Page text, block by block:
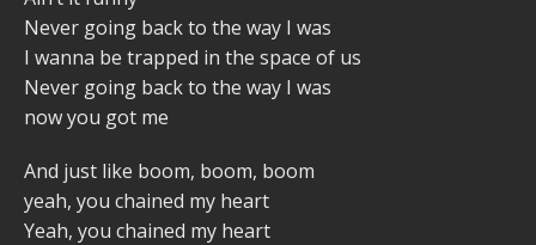
Never going back to the way I was
I wanna be trapped in the space of us
Never going back to the way I was
now you got me
And just like boom, boom, boom
yeah, you chained my heart
Yeah, you chained my heart